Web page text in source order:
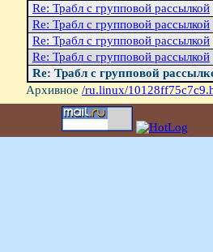
Re: Трабл с групповой рассылкой
Re: Трабл с групповой рассылкой
Re: Трабл с групповой рассылкой
Re: Трабл с групповой рассылкой
Re: Трабл с групповой
Архивное /ru.linux/